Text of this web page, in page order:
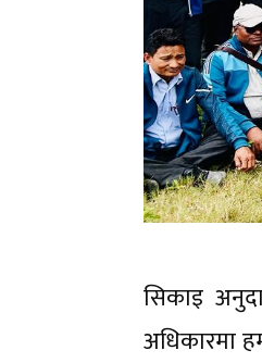
सिकाइ
अधिकारमा